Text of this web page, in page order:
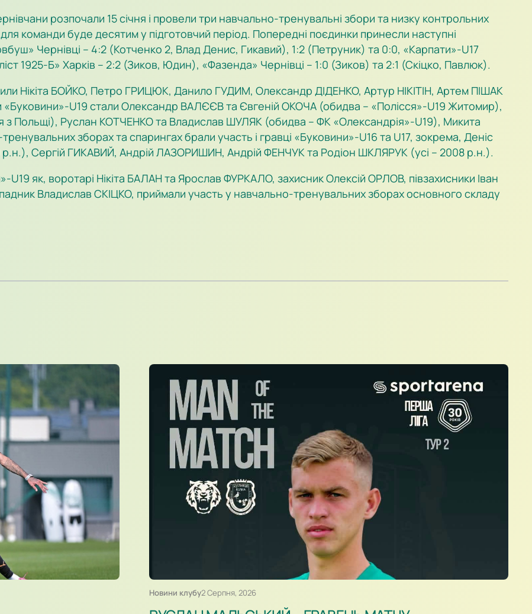
розпочали 15 січня і провели три навчально-тренувальні збори та низку контрольних
команди буде десятим у підготовчий період. Попередні поєдинки принесли наступні
Чернівці – 4:2 (Котченко 2, Влад Денис, Гикавий), 1:2 (Петруник) та 0:0, «Карпати»-U17
1925-Б» Харків – 2:2 (Зиков, Юдин), «Фазенда» Чернівці – 1:0 (Зиков) та 2:1 (Скіцко, Павлюк).
Нікіта БОЙКО, Петро ГРИЦЮК, Данило ГУДИМ, Олександр ДІДЕНКО, Артур НІКІТІН, Артем ПІШАК
U19 стали Олександр ВАЛЄЄВ та Євгеній ОКОЧА (обидва – «Полісся»-U19 Житомир),
Польщі), Руслан КОТЧЕНКО та Владислав ШУЛЯК (обидва – ФК «Олександрія»-U19), Микита
зборах та спарингах брали участь і гравці «Буковини»-U16 та U17, зокрема, Деніс
Сергій ГИКАВИЙ, Андрій ЛАЗОРИШИН, Андрій ФЕНЧУК та Родіон ШКЛЯРУК (усі – 2008 р.н.).
U19 як, воротарі Нікіта БАЛАН та Ярослав ФУРКАЛО, захисник Олексій ОРЛОВ, півзахисники Іван
Владислав СКІЦКО, приймали участь у навчально-тренувальних зборах основного складу
Новини клубу2 Серпня, 2026